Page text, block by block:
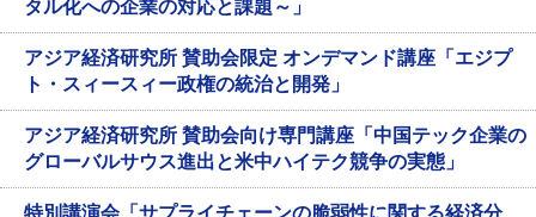
タル化への企業の対応と課題～」
アジア経済研究所 賛助会限定 オンデマンド講座「エジプ
ト・スィースィー政権の統治と開発」
アジア経済研究所 賛助会向け専門講座「中国テック企業の
グローバルサウス進出と米中ハイテク競争の実態」
特別講演会「サプライチェーンの脆弱性に関する経済分